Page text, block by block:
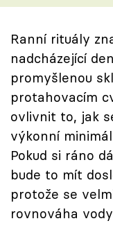
Přihlášení
Sledujte nás
Ranní rituály
nadcházející
promyšlenou
protahovacím
ovlivnit to, jak
výkonní
Pokud si ráno
bude to mít
protože se
rovnováha